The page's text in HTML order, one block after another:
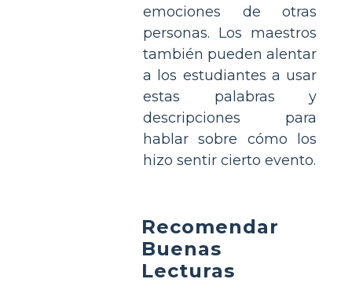
emociones de otras
personas. Los maestros
también pueden alentar
a los estudiantes a usar
estas palabras y
descripciones para
hablar sobre cómo los
hizo sentir cierto evento.
Recomendar
Buenas
Lecturas